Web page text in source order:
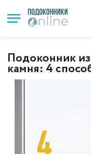
Подоконник
камня: 4